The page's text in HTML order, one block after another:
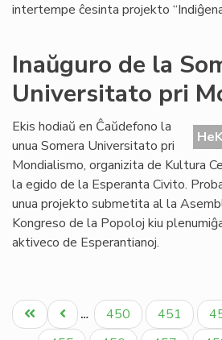
intertempe ĉesinta projekto
Inaŭguro de la
Universitato pri
Ekis hodiaŭ en Ĉaŭdefono la
unua Somera Universitato pri
Mondialismo, organizita de Kultura
la egido de la Esperanta Civito.
unua projekto submetita al la
Kongreso de la Popoloj kiu
aktiveco de Esperantianoj.
Pagination
Unua
paĝo
Antaŭa
paĝo
… Paĝo
450 Paĝo
451